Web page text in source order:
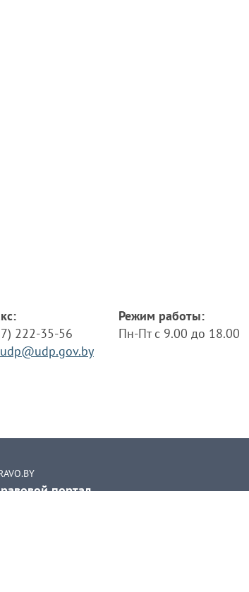
222-35-56
udp@udp.gov.by
Режим работы:
Пн-Пт с 9.00 до 18.00
портал